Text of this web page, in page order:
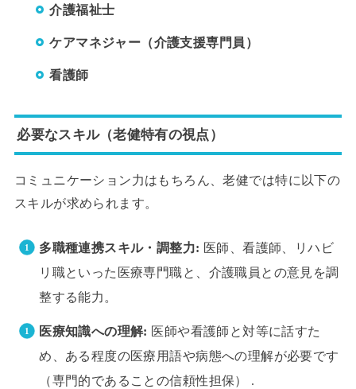
介護福祉士
ケアマネジャー（介護支援専門員）
看護師
必要なスキル（老健特有の視点）
コミュニケーション力はもちろん、老健では特に以下の
スキルが求められます。
多職種連携スキル・調整力: 医師、看護師、リハビ
リ職といった医療専門職と、介護職員との意見を調
整する能力。
医療知識への理解: 医師や看護師と対等に話すた
め、ある程度の医療用語や病態への理解が必要です
（専門的であることの信頼性担保） .